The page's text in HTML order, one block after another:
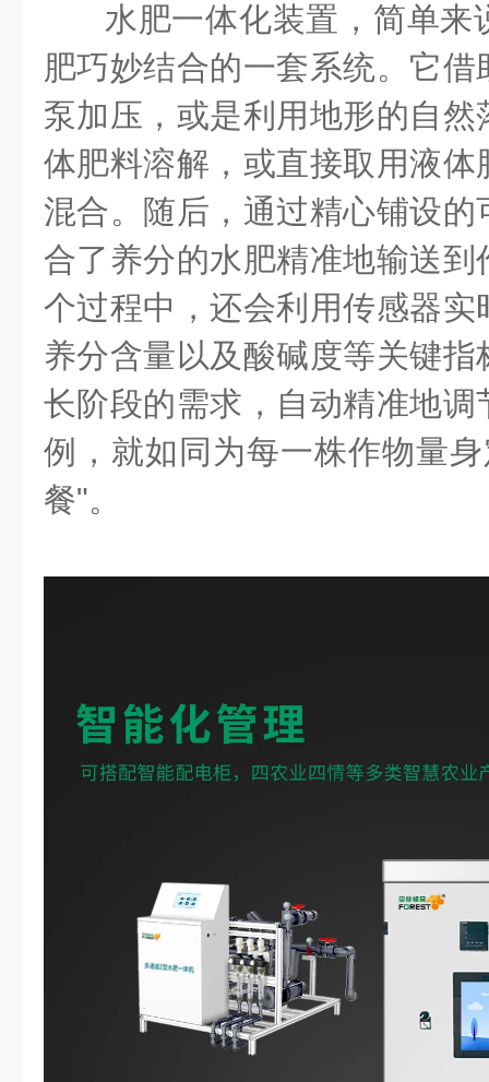
水肥一体化装置，简单来
肥巧妙结合的一套系统。它
泵加压，或是利用地形的自
体肥料溶解，或直接取用液
混合。随后，通过精心铺设
合了养分的水肥精准地输送
个过程中，还会利用传感器
养分含量以及酸碱度等关键
长阶段的需求，自动精准地
例，就如同为每一株作物量
餐"。